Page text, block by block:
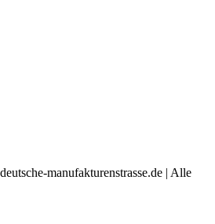
manufakturenstrasse.de | Alle